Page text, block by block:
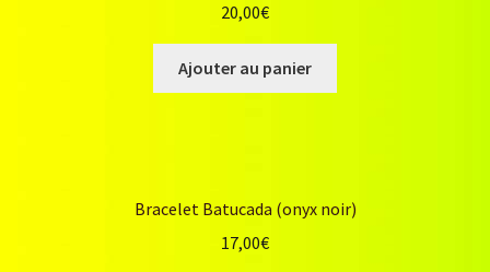
20,00€
Ajouter au panier
Bracelet Batucada (onyx noir)
17,00€